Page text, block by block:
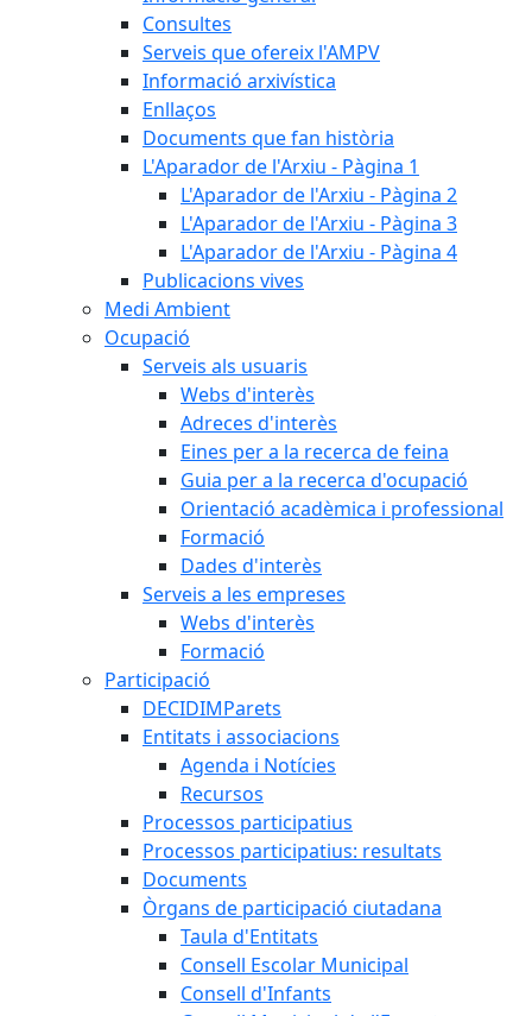
Consultes
Serveis que ofereix l'AMPV
Informació arxivística
Enllaços
Documents que fan història
L'Aparador de l'Arxiu - Pàgina 1
L'Aparador de l'Arxiu - Pàgina 2
L'Aparador de l'Arxiu - Pàgina 3
L'Aparador de l'Arxiu - Pàgina 4
Publicacions vives
Medi Ambient
Ocupació
Serveis als usuaris
Webs d'interès
Adreces d'interès
Eines per a la recerca de feina
Guia per a la recerca d'ocupació
Orientació acadèmica i professional
Formació
Dades d'interès
Serveis a les empreses
Webs d'interès
Formació
Participació
DECIDIMParets
Entitats i associacions
Agenda i Notícies
Recursos
Processos participatius
Processos participatius: resultats
Documents
Òrgans de participació ciutadana
Taula d'Entitats
Consell Escolar Municipal
Consell d'Infants